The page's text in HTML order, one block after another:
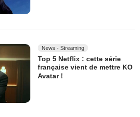
News - Streaming
Top 5 Netflix : cette série
française vient de mettre KO
Avatar !